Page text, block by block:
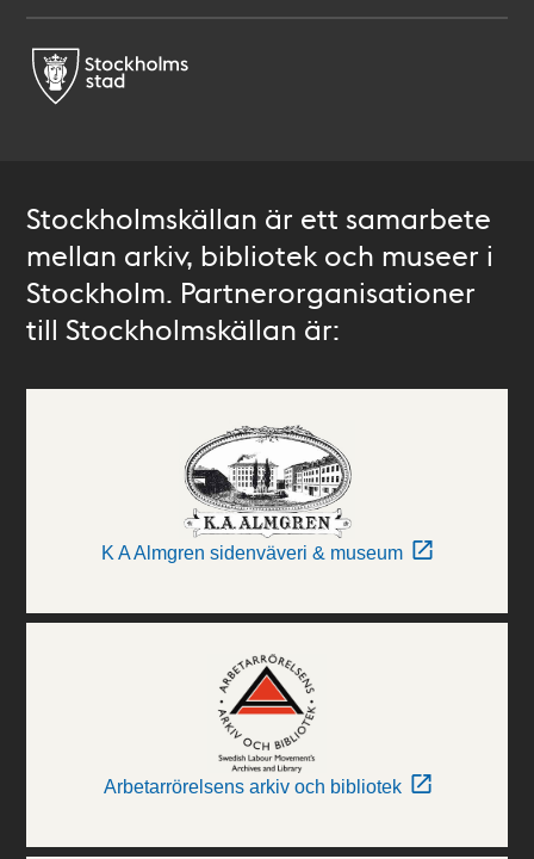
Stockholmskällan är ett samarbete
mellan arkiv, bibliotek och museer i
Stockholm. Partnerorganisationer
till Stockholmskällan är:
K A Almgren sidenväveri & museum
Arbetarrörelsens arkiv och bibliotek